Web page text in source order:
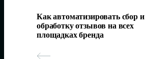
Как автоматизировать сбор и
обработку отзывов на всех
площадках бренда